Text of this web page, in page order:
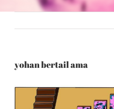
yohan bertail ama